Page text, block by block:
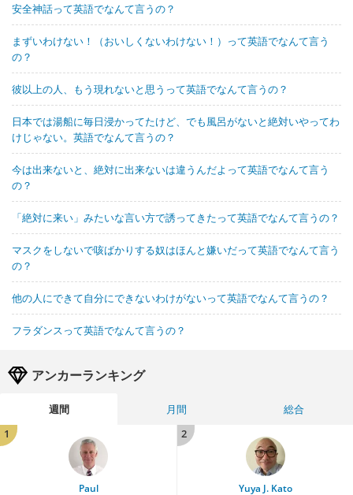
安全神話って英語でなんて言うの？
まずいわけない！（おいしくないわけない！）って英語でなんて言う
の？
彼以上の人、もう現れないと思うって英語でなんて言うの？
日本では湯船に毎日浸かってたけど、でも風呂がないと絶対いやってわ
けじゃない。英語でなんて言うの？
今は出来ないと、絶対に出来ないは違うんだよって英語でなんて言う
の？
「絶対に来い」みたいな言い方で誘ってきたって英語でなんて言うの？
マスクをしないで咳ばかりする奴はほんと嫌いだって英語でなんて言う
の？
他の人にできて自分にできないわけがないって英語でなんて言うの？
フラダンスって英語でなんて言うの？
アンカーランキング
週間 月間
総合
1
Paul
2
Yuya J. Kato